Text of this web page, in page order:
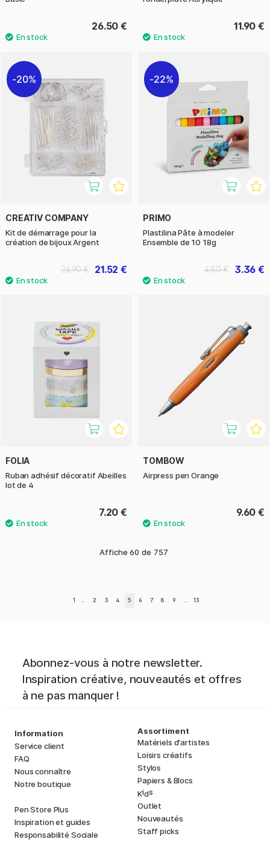
26.50 € 11.90 €
20%
CREATIV COMPANY
Kit de démarrage pour la
création de bijoux Argent
21.52 €
26.90 €
22%
PRIMO
Plastilina Pâte à modeler
Ensemble de 10 18g
3.36 €
4.80 €
FOLIA
Ruban adhésif décoratif Abeilles
lot de 4
7.20 €
TOMBOW
Airpress pen Orange
9.60 €
Affiche 60 de 757
1 2 3 4 5 6 7 8 9 13
Abonnez-vous à notre newsletter.
Inspiration créative, nouveautés et offres
à ne pas manquer !
Information
Service client
FAQ
Nous connaître
Notre boutique
Pen Store Plus
Inspiration et guides
Responsabilité Sociale
Assortiment
Matériels d'artistes
Loisirs créatifs
Stylos
Papiers & Blocs
Kids
Outlet
Nouveautés
Staff picks